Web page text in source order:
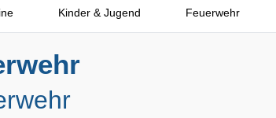
Kinder & Jugend Feuerwehr